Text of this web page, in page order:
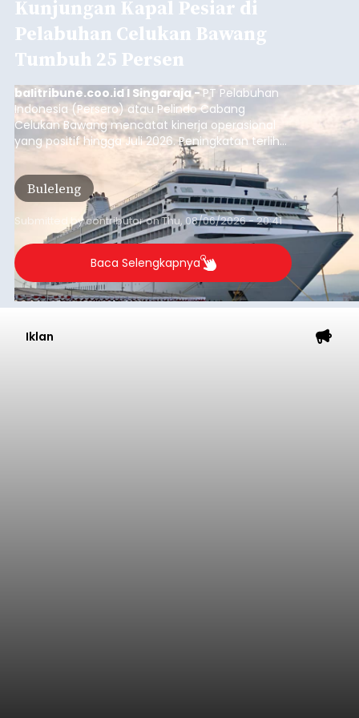
Kunjungan Kapal Pesiar di
Pelabuhan Celukan Bawang
Tumbuh 25 Persen
balitribune.coo.id I Singaraja -PT Pelabuhan
Indonesia (Persero) atau Pelindo Cabang
Celukan Bawang mencatat kinerja operasional
yang positif hingga Juli 2026. Peningkatan terlihat
dari arus kapal yang mencapai 1,48 juta Gross
Tonnage (GT), atau tumbuh 12,4 persen
dibandingkan periode yang sama tahun lalu
yang tercatat sebesar 1,32 juta GT.
Buleleng
Submitted bycontributoronThu, 08/06/2026 - 20:41
Baca Selengkapnya
Iklan